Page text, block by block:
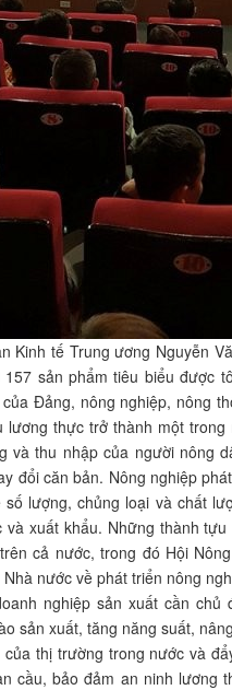
Kinh tế Trung ương Nguyễn
sản phẩm tiêu biểu được
Đảng, nông nghiệp, nông
thực trở thành một
và thu nhập của người nông
đổi căn bản. Nông nghiệp
lượng, chủng loại và chất
xuất khẩu. Những thành
cả nước, trong đó Hội
nước về phát triển nông
nghiệp sản xuất cần
sản xuất, tăng năng suất,
thị trường trong nước và
cầu, bảo đảm an ninh lương